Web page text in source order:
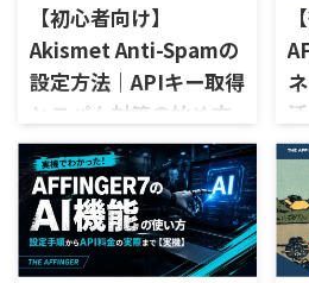
【初心者向け】
Akismet Anti-Spamの
設定方法｜APIキー取得
とスパム対策の始め方
WordPressをインストールす
ると、最初から「Akismet
Anti-Spam」というプラグイン
が入っています。 これは迷惑
コメントを自動で振り分けて
くれる、とても便利なスパム対
特
る
果